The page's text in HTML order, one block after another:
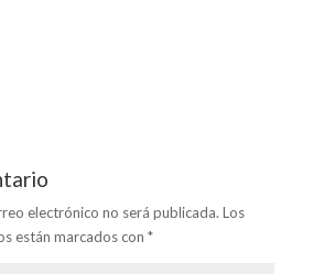
electrónico no será publicada. Los
están marcados con *